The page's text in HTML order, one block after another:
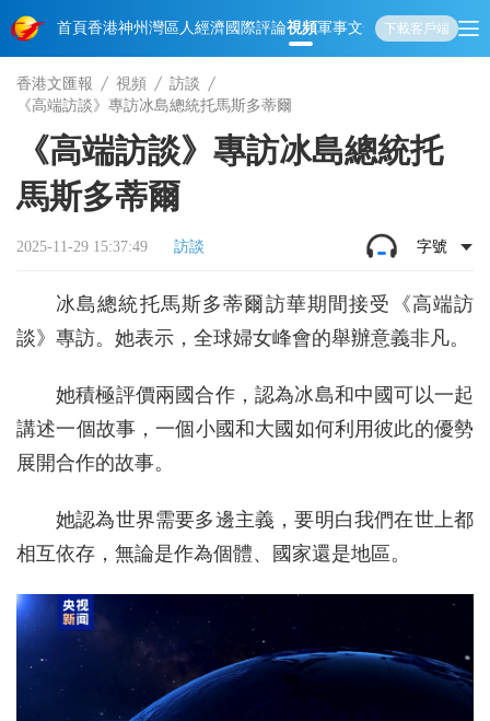
首頁香港神州 灣區人經濟國際評論視頻軍事文化 娛樂生活教育體
下載客戶端
香港文匯報 視頻
訪談
《高端訪談》專訪冰島總統托馬斯多蒂爾
《高端訪談》專訪冰島總統托
馬斯多蒂爾
2025-11-29 15:37:49 訪談 字號
冰島總統托馬斯多蒂爾訪華期間接受《高端訪
談》專訪。她表示，全球婦女峰會的舉辦意義非凡。
她積極評價兩國合作，認為冰島和中國可以一起
講述一個故事，一個小國和大國如何利用彼此的優勢
展開合作的故事。
她認為世界需要多邊主義，要明白我們在世上都
相互依存，無論是作為個體、國家還是地區。